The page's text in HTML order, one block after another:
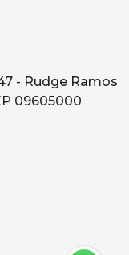
- Rudge Ramos
09605000